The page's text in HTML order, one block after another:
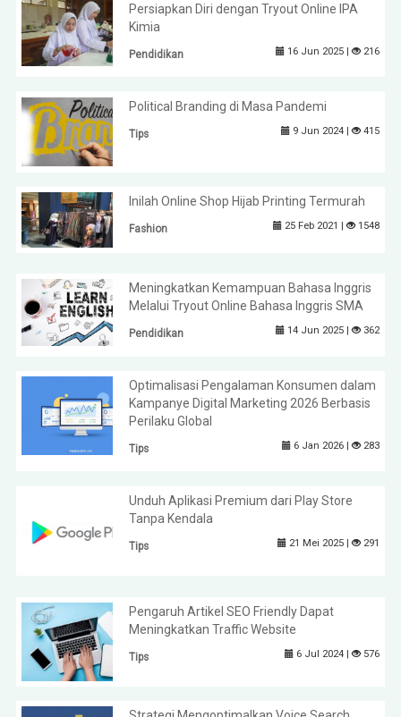
Persiapkan Diri dengan Tryout Online IPA
Kimia
Pendidikan 16 Jun 2025 | 216
Political Branding di Masa Pandemi
Tips 9 Jun 2024 | 415
Inilah Online Shop Hijab Printing Termurah
Fashion 25 Feb 2021 | 1548
Meningkatkan Kemampuan Bahasa Inggris
Melalui Tryout Online Bahasa Inggris SMA
Pendidikan 14 Jun 2025 | 362
Optimalisasi Pengalaman Konsumen dalam
Kampanye Digital Marketing 2026 Berbasis
Perilaku Global
Tips 6 Jan 2026 | 283
Unduh Aplikasi Premium dari Play Store
Tanpa Kendala
Tips 21 Mei 2025 | 291
Pengaruh Artikel SEO Friendly Dapat
Meningkatkan Traffic Website
Tips 6 Jul 2024 | 576